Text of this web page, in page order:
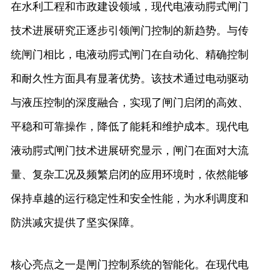
在水利工程和市政建设领域，现代电液动腭式闸门
技术进展研究正逐步引领闸门控制的新趋势。与传
统闸门相比，电液动腭式闸门在自动化、精确控制
和耐久性方面具有显著优势。该技术通过电动驱动
与液压控制的深度融合，实现了闸门启闭的高效、
平稳和可靠操作，降低了能耗和维护成本。现代电
液动腭式闸门技术进展研究显示，闸门在面对大流
量、复杂工况及频繁启闭的应用环境时，依然能够
保持卓越的运行稳定性和安全性能，为水利调度和
防洪减灾提供了坚实保障。
核心亮点之一是闸门控制系统的智能化。在现代电